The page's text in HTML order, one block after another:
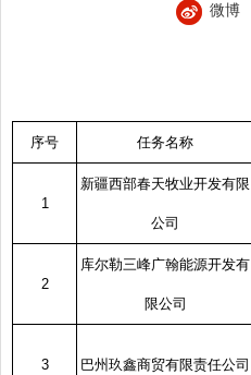
微博
序号 任务名称
1
新疆西部春天牧业开发有限
公司
2
库尔勒三峰广翰能源开发有
限公司
3 巴州玖鑫商贸有限责任公司